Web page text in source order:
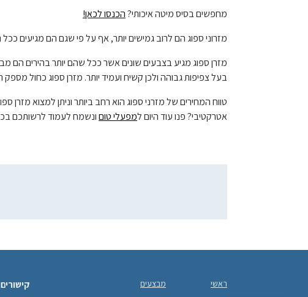
מחפשים בסיס מיטה איכותי?הכנסו לכאן!
מזרוני ספוג הם לרוב גמישים יותר, אף על פי שגם הם מגיעים
מזרן ספוג מגיע בצבעים שונים אשר ככל שהם יותר בהירים הם
בעל צפיפות גבוהה ולכן קשיח ועמיד יותר. מזרן ספוג כחול
טווח המחירים של מזרני ספוג הוא רחב ביותר וניתן למצוא מזרן
אטרקטיבי? פנו עוד היום למפעלי טוםונשמח לעמוד לרשותכם
ראשי מבצעים